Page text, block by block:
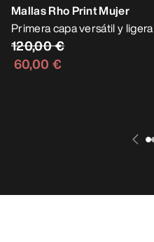
Mallas Rho Print Mujer
Primera capa versátil y ligera
120,00 €
60,00 €